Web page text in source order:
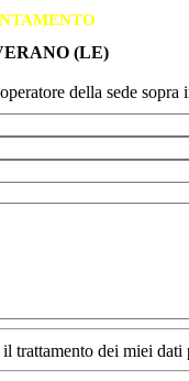
(LE)
della sede sopra
trattamento dei miei